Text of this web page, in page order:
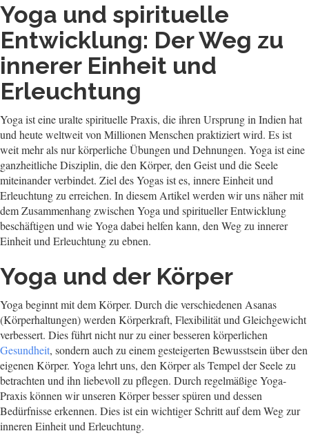
Yoga und spirituelle
Entwicklung: Der Weg zu
innerer Einheit und
Erleuchtung
Yoga ist eine uralte spirituelle Praxis, die ihren Ursprung in Indien hat
und heute weltweit von Millionen Menschen praktiziert wird. Es ist
weit mehr als nur körperliche Übungen und Dehnungen. Yoga ist eine
ganzheitliche Disziplin, die den Körper, den Geist und die Seele
miteinander verbindet. Ziel des Yogas ist es, innere Einheit und
Erleuchtung zu erreichen. In diesem Artikel werden wir uns näher mit
dem Zusammenhang zwischen Yoga und spiritueller Entwicklung
beschäftigen und wie Yoga dabei helfen kann, den Weg zu innerer
Einheit und Erleuchtung zu ebnen.
Yoga und der Körper
Yoga beginnt mit dem Körper. Durch die verschiedenen Asanas
(Körperhaltungen) werden Körperkraft, Flexibilität und Gleichgewicht
verbessert. Dies führt nicht nur zu einer besseren körperlichen
Gesundheit, sondern auch zu einem gesteigerten Bewusstsein über den
eigenen Körper. Yoga lehrt uns, den Körper als Tempel der Seele zu
betrachten und ihn liebevoll zu pflegen. Durch regelmäßige Yoga-
Praxis können wir unseren Körper besser spüren und dessen
Bedürfnisse erkennen. Dies ist ein wichtiger Schritt auf dem Weg zur
inneren Einheit und Erleuchtung.